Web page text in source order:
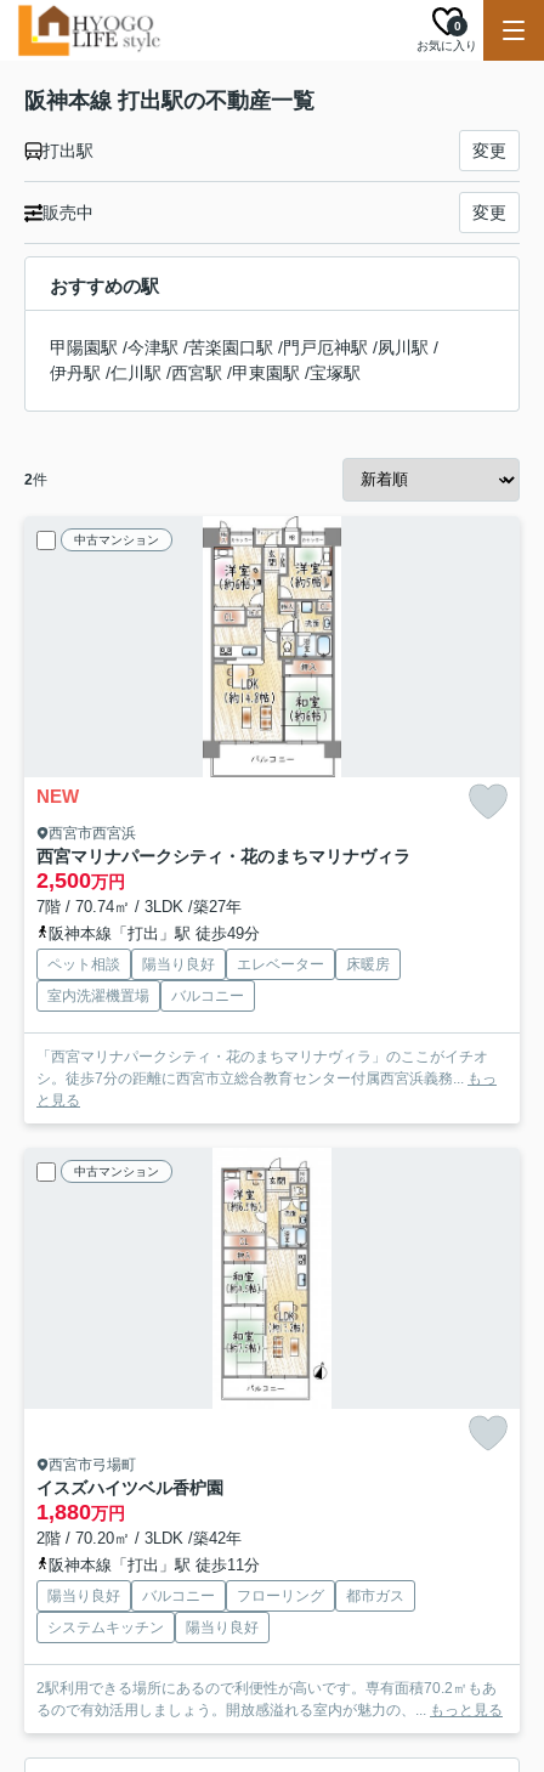
お気に入り
0
阪神本線 打出駅の不動産一覧
打出駅 変更
販売中 変更
おすすめの駅
甲陽園駅 /今津駅 /苦楽園口駅 /門戸厄神駅 /夙川駅 /
伊丹駅 /仁川駅 /西宮駅 /甲東園駅 /宝塚駅
2件
中古マンション
NEW
西宮市西宮浜
西宮マリナパークシティ・花のまちマリナヴィラ
2,500万円
7階 / 70.74㎡ / 3LDK /築27年
阪神本線「打出」駅 徒歩49分
ペット相談 陽当り良好 エレベーター
床暖房
室内洗濯機置場
バルコニー
「西宮マリナパークシティ・花のまちマリナヴィラ」のここがイチオ
シ。徒歩7分の距離に西宮市立総合教育センター付属西宮浜義務... もっ
と見る
中古マンション
西宮市弓場町
イスズハイツベル香枦園
1,880万円
2階 / 70.20㎡ / 3LDK /築42年
阪神本線「打出」駅 徒歩11分
陽当り良好 バルコニー フローリング
都市ガス
システムキッチン
陽当り良好
2駅利用できる場所にあるので利便性が高いです。専有面積70.2㎡もあ
るので有効活用しましょう。開放感溢れる室内が魅力の、... もっと見る